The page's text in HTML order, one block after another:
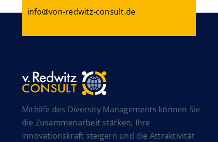
info@von-redwitz-consult.de
Mithilfe des Diversity Managements können Sie
die Zusammenarbeit stärken, Ihre
Innovationskraft steigern und die Attraktivität